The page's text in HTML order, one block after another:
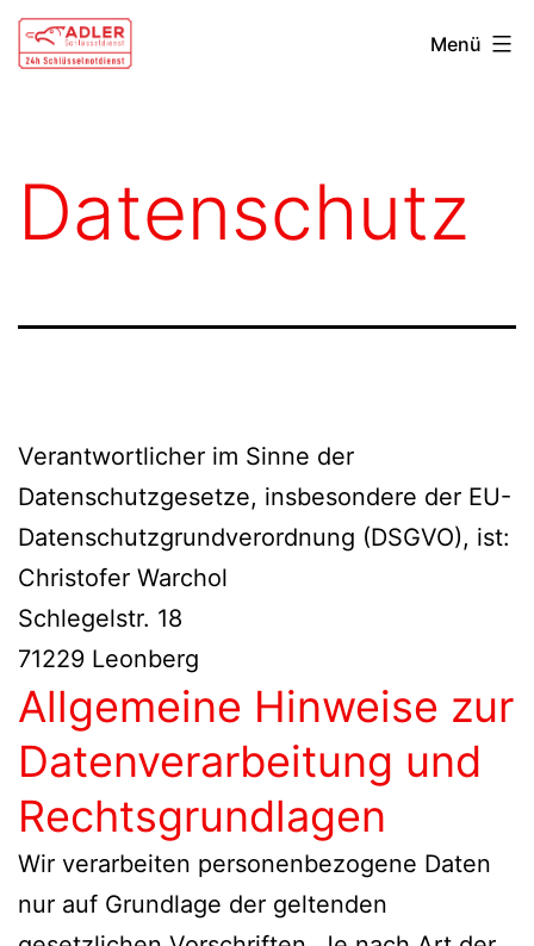
Zum
Inhalt
Schlüsseldienst
Menü
Datenschutz
Verantwortlicher im Sinne der
Datenschutzgesetze, insbesondere der EU-
Datenschutzgrundverordnung (DSGVO), ist:
Christofer Warchol
Schlegelstr. 18
71229 Leonberg
Allgemeine Hinweise zur
Datenverarbeitung und
Rechtsgrundlagen
Wir verarbeiten personenbezogene Daten
nur auf Grundlage der geltenden